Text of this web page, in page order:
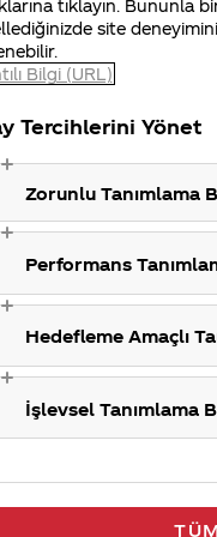
çok destek olarak
tıklayın. Bununla
site
Bilgi (URL)
Tercihlerini Yönet
Zorunlu Tanımlama
Performans
Hedefleme Amaçlı
İşlevsel Tanımlama